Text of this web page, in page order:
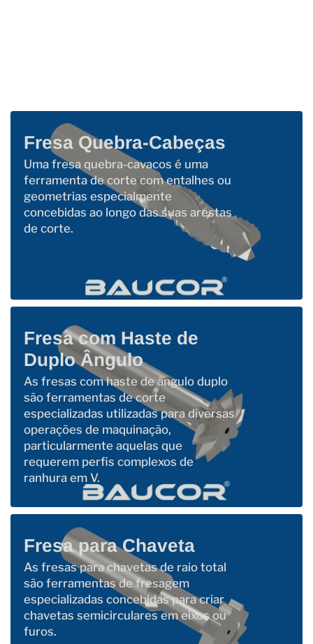
Fresa Quebra-Cabeças
Uma fresa quebra-cavacos é uma
ferramenta de corte com entalhes ou
geometrias especialmente
concebidas ao longo das suas arestas
de corte.
Fresa com Haste de
Duplo Ângulo
As fresas com haste de ângulo duplo
são ferramentas de corte
especializadas utilizadas para diversas
operações de maquinação,
particularmente aquelas que
requerem perfis complexos de
ranhura em V.
Fresa para Chaveta
As fresas para chavetas de raio total
são ferramentas de fresagem
especializadas concebidas para criar
chavetas semicirculares em eixos ou
furos.